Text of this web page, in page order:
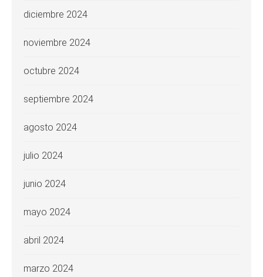
diciembre 2024
noviembre 2024
octubre 2024
septiembre 2024
agosto 2024
julio 2024
junio 2024
mayo 2024
abril 2024
marzo 2024